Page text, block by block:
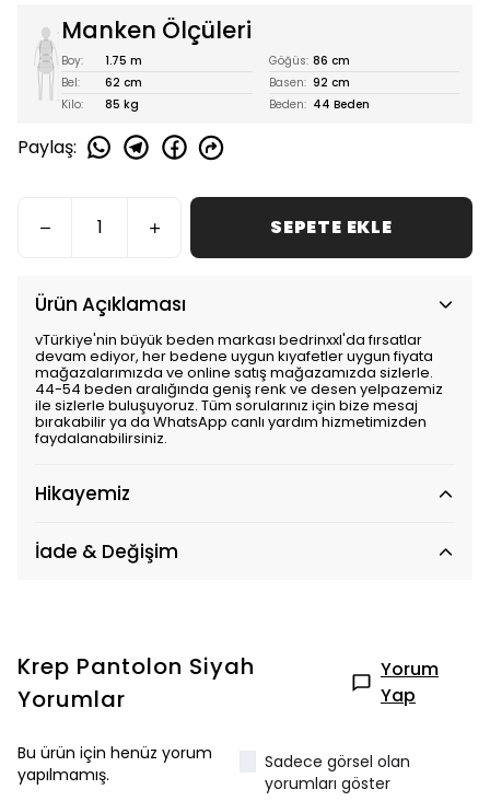
Manken Ölçüleri
Boy: 1.75 m Göğüs: 86 cm
Bel:
62 cm Basen: 92 cm
Kilo:
85 kg Beden: 44 Beden
Paylaş:
SEPETE EKLE
Ürün Açıklaması
vTürkiye'nin büyük beden markası bedrinxxl'da fırsatlar
devam ediyor, her bedene uygun kıyafetler uygun fiyata
mağazalarımızda ve online satış mağazamızda sizlerle.
44-54 beden aralığında geniş renk ve desen yelpazemiz
ile sizlerle buluşuyoruz. Tüm sorularınız için bize mesaj
bırakabilir ya da WhatsApp canlı yardım hizmetimizden
faydalanabilirsiniz.
Hikayemiz
İade & Değişim
Krep Pantolon Siyah
Yorumlar
Yorum
Yap
Bu ürün için henüz yorum
yapılmamış.
Sadece görsel olan
yorumları göster